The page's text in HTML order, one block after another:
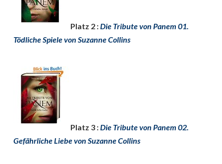
Platz 2 :Die Tribute von Panem 01.
Tödliche Spiele von Suzanne Collins
Platz 3 :Die Tribute von Panem 02.
Gefährliche Liebe von Suzanne Collins